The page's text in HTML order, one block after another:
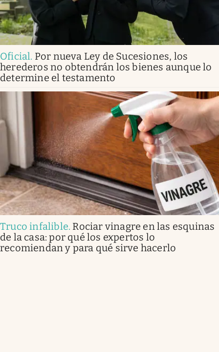
Oficial. Por nueva Ley de Sucesiones, los
herederos no obtendrán los bienes aunque lo
determine el testamento
Truco infalible. Rociar vinagre en las esquinas
de la casa: por qué los expertos lo
recomiendan y para qué sirve hacerlo